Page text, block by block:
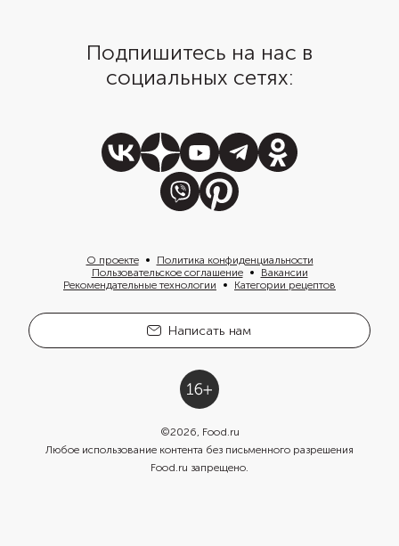
Подпишитесь на нас в
социальных сетях:
О проекте
Политика конфиденциальности
Пользовательское соглашение
Вакансии
Рекомендательные технологии
Категории рецептов
Написать нам
©2026, Food.ru
Любое использование контента без письменного разрешения
Food.ru запрещено.